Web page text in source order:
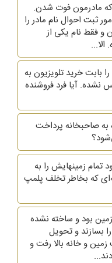
که مادرمون فوت شدن.
ثبت احوال نام مادر را
و فقط نام یکی از
الا...
بابت خرید تلویزیون به
نشده. آیا فرد فروشنده
صاحبخانه پرداخت
زمینهایش را به
که بخاطر تخلف پلمپ
زمین بود و ساخته نشده
بسازند و تحویل
و خانه بالا رفت و